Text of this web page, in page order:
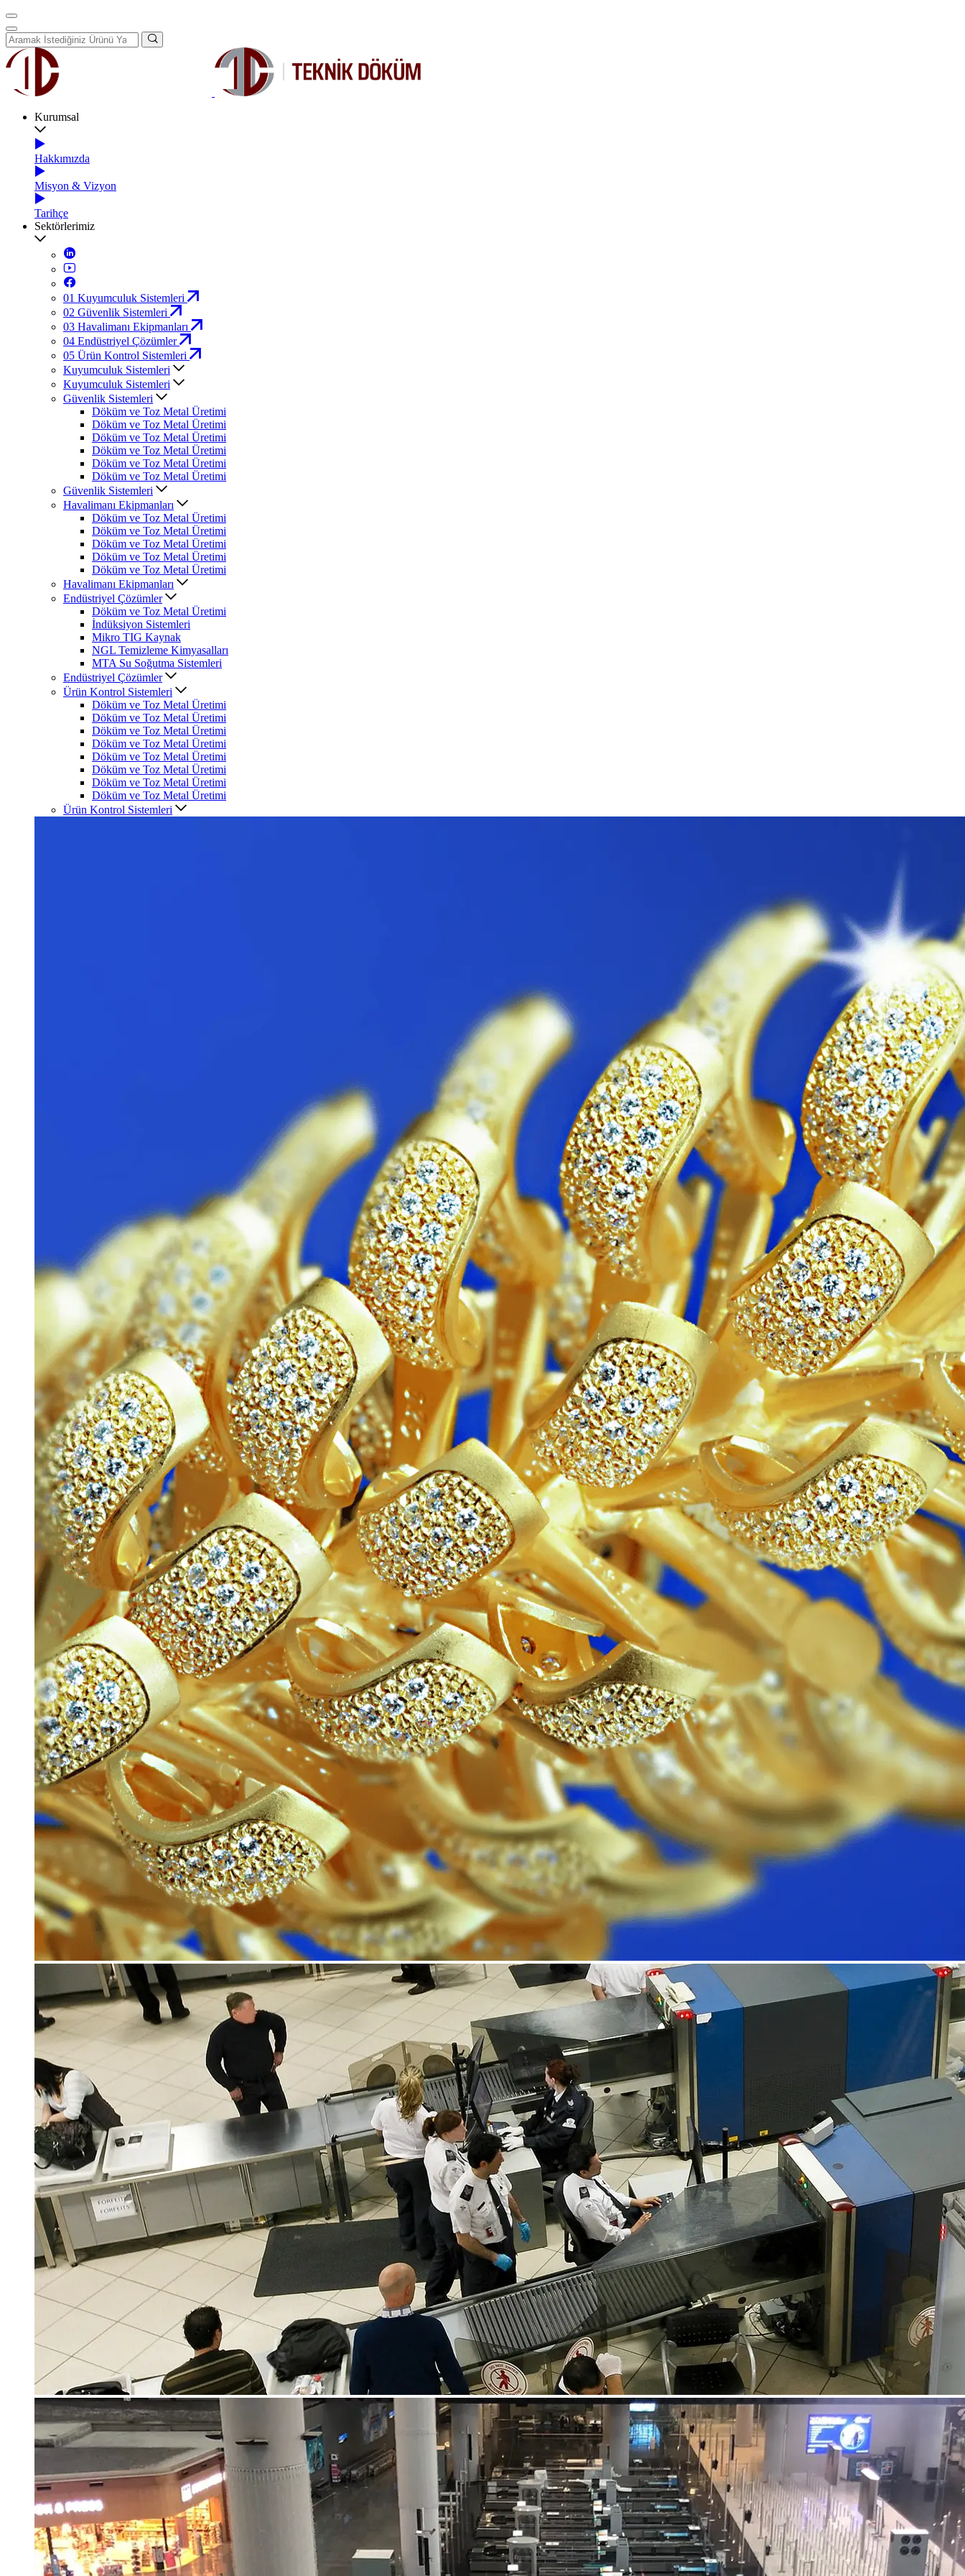
Kurumsal
Hakkımızda
Misyon & Vizyon
Tarihçe
Sektörlerimiz
01 Kuyumculuk Sistemleri
02 Güvenlik Sistemleri
03 Havalimanı Ekipmanları
04 Endüstriyel Çözümler
05 Ürün Kontrol Sistemleri
Kuyumculuk Sistemleri
Kuyumculuk Sistemleri
Güvenlik Sistemleri
Döküm ve Toz Metal Üretimi
Döküm ve Toz Metal Üretimi
Döküm ve Toz Metal Üretimi
Döküm ve Toz Metal Üretimi
Döküm ve Toz Metal Üretimi
Döküm ve Toz Metal Üretimi
Güvenlik Sistemleri
Havalimanı Ekipmanları
Döküm ve Toz Metal Üretimi
Döküm ve Toz Metal Üretimi
Döküm ve Toz Metal Üretimi
Döküm ve Toz Metal Üretimi
Döküm ve Toz Metal Üretimi
Havalimanı Ekipmanları
Endüstriyel Çözümler
Döküm ve Toz Metal Üretimi
İndüksiyon Sistemleri
Mikro TIG Kaynak
NGL Temizleme Kimyasalları
MTA Su Soğutma Sistemleri
Endüstriyel Çözümler
Ürün Kontrol Sistemleri
Döküm ve Toz Metal Üretimi
Döküm ve Toz Metal Üretimi
Döküm ve Toz Metal Üretimi
Döküm ve Toz Metal Üretimi
Döküm ve Toz Metal Üretimi
Döküm ve Toz Metal Üretimi
Döküm ve Toz Metal Üretimi
Döküm ve Toz Metal Üretimi
Ürün Kontrol Sistemleri